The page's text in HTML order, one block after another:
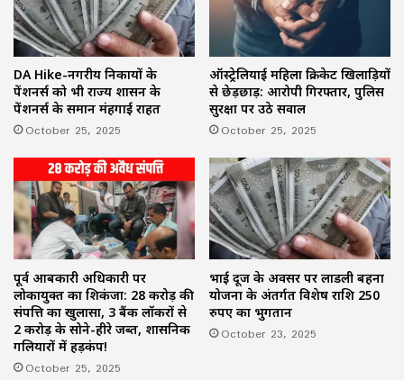
DA Hike-नगरीय निकायों के
पेंशनर्स को भी राज्य शासन के
पेंशनर्स के समान मंहगाई राहत
October 25, 2025
ऑस्ट्रेलियाई महिला क्रिकेट खिलाड़ियों
से छेड़छाड़: आरोपी गिरफ्तार, पुलिस
सुरक्षा पर उठे सवाल
October 25, 2025
पूर्व आबकारी अधिकारी पर
लोकायुक्त का शिकंजा: 28 करोड़ की
संपत्ति का खुलासा, 3 बैंक लॉकरों से
2 करोड़ के सोने-हीरे जब्त, प्रशासनिक
गलियारों में हड़कंप!
October 25, 2025
भाई दूज के अवसर पर लाडली बहना
योजना के अंतर्गत विशेष राशि 250
रुपए का भुगतान
October 23, 2025